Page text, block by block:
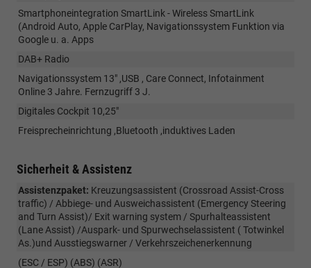
Smartphoneintegration SmartLink - Wireless SmartLink
(Android Auto, Apple CarPlay, Navigationssystem Funktion via
Google u. a. Apps
DAB+ Radio
Navigationssystem 13" ,USB , Care Connect, Infotainment
Online 3 Jahre. Fernzugriff 3 J.
Digitales Cockpit 10,25"
Freisprecheinrichtung ,Bluetooth ,induktives Laden
Sicherheit & Assistenz
Assistenzpaket: Kreuzungsassistent (Crossroad Assist-Cross
traffic) / Abbiege- und Ausweichassistent (Emergency Steering
and Turn Assist)/ Exit warning system / Spurhalteassistent
(Lane Assist) /Auspark- und Spurwechselassistent ( Totwinkel
As.)und Ausstiegswarner / Verkehrszeichenerkennung
(ESC / ESP) (ABS) (ASR)